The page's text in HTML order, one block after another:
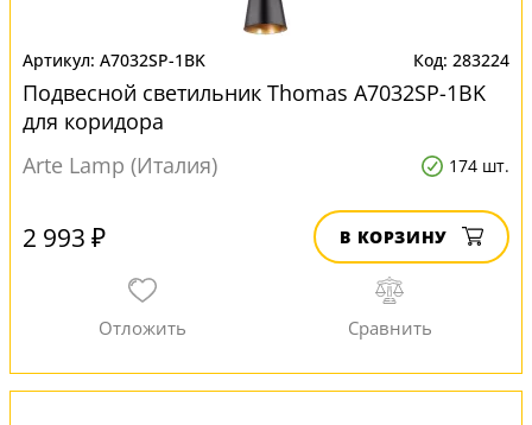
A7032SP-1BK 283224
Подвесной светильник Thomas A7032SP-1BK
для коридора
Arte Lamp (Италия)
174 шт.
2 993 ₽ В КОРЗИНУ